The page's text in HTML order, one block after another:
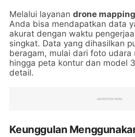
Melalui layanandrone
Anda bisa mendapatkan data
akurat dengan waktu
singkat. Data yang dihasilkan
beragam, mulai dari foto udara
hingga peta kontur dan model
detail.
Keunggulan